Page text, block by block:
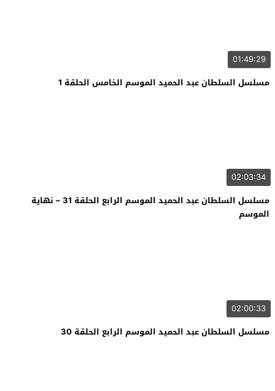
01:49:29
مسلسل السلطان عبد الحميد الموسم الخامس الحلقة 1
02:03:34
مسلسل السلطان عبد الحميد الموسم الرابع الحلقة 31 – نهاية
الموسم
02:00:33
مسلسل السلطان عبد الحميد الموسم الرابع الحلقة 30